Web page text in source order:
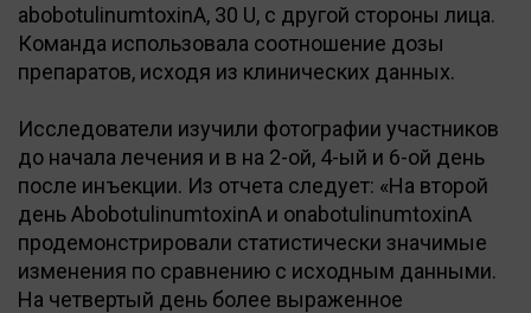
abobotulinumtoxinA, 30 U, с другой стороны лица.
Команда использовала соотношение дозы
препаратов, исходя из клинических данных.
Исследователи изучили фотографии участников
до начала лечения и в на 2-ой, 4-ый и 6-ой день
после инъекции. Из отчета следует: «На второй
день AbobotulinumtoxinA и onabotulinumtoxinA
продемонстрировали статистически значимые
изменения по сравнению с исходным данными.
На четвертый день более выраженное